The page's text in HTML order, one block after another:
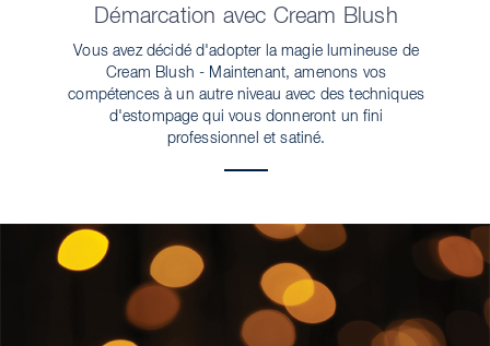
Démarcation avec Cream Blush
Vous avez décidé d'adopter la magie lumineuse de
Cream Blush - Maintenant, amenons vos
compétences à un autre niveau avec des techniques
d'estompage qui vous donneront un fini
professionnel et satiné.